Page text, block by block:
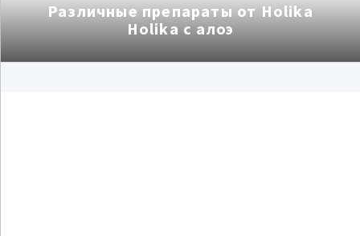
Различные препараты от Holika
Holika с алоэ